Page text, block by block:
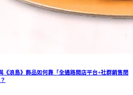
《浪島》飾品如何靠「全通路開店平台+社群銷售閉